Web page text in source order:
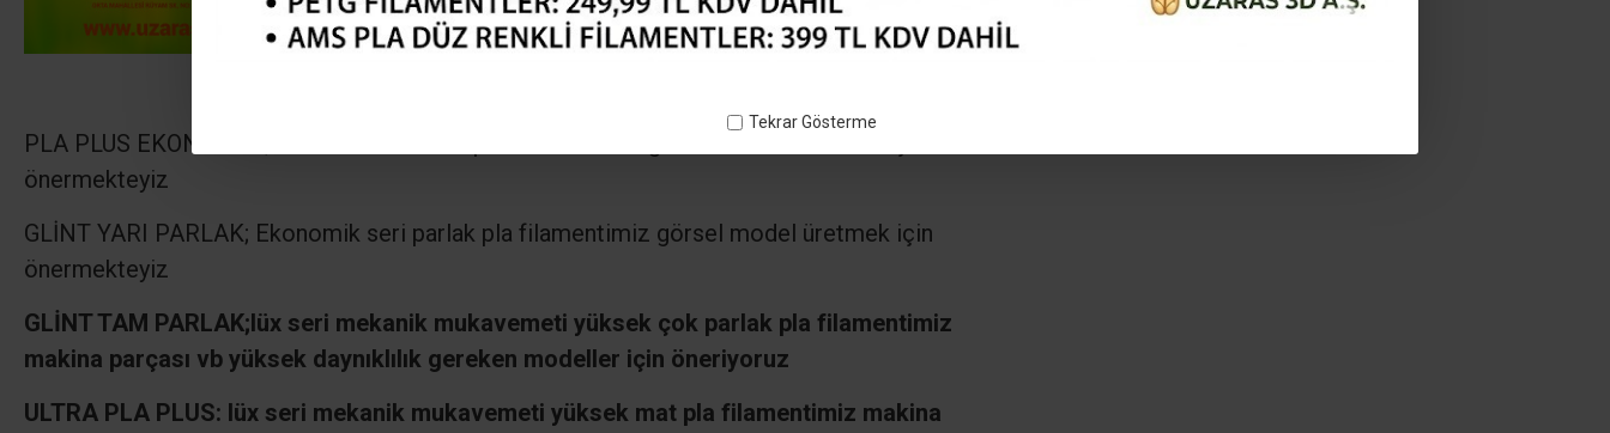
Tekrar Gösterme
PLA PLUS EKONOMİK ;
önermekteyiz
GLİNT YARI PARLAK; Ekonomik seri parlak pla filamentimiz görsel model üretmek için
önermekteyiz
GLİNT TAM PARLAK;lüx seri mekanik mukavemeti yüksek çok parlak pla filamentimiz
makina parçası vb yüksek daynıklılık gereken modeller için öneriyoruz
ULTRA PLA PLUS: lüx seri mekanik mukavemeti yüksek mat pla filamentimiz makina